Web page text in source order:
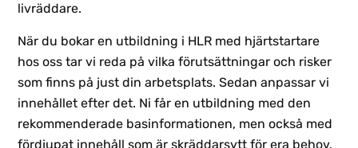
livräddare.
När du bokar en utbildning i HLR med hjärtstartare
hos oss tar vi reda på vilka förutsättningar och risker
som finns på just din arbetsplats. Sedan anpassar vi
innehållet efter det. Ni får en utbildning med den
rekommenderade basinformationen, men också med
fördjupat innehåll som är skräddarsytt för era behov.